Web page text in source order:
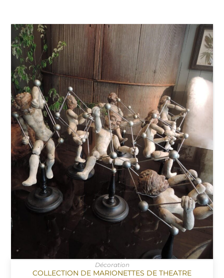
Décoration
COLLECTION DE MARIONETTES DE THEATRE